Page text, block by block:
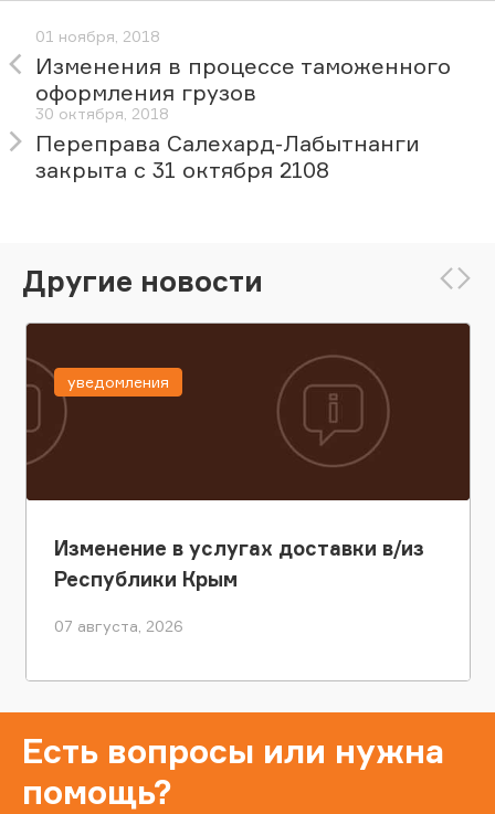
01 ноября, 2018
Изменения в процессе таможенного
оформления грузов
30 октября, 2018
Переправа Салехард-Лабытнанги
закрыта с 31 октября 2108
Другие новости
Изменение в услугах доставки в/из
Республики Крым
07 августа, 2026
уведомления
Есть вопросы или нужна
помощь?